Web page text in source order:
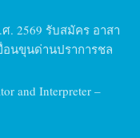
. 2569 รับสมัคร อาสา
อนขุนด่านปราการชล
and Interpreter –